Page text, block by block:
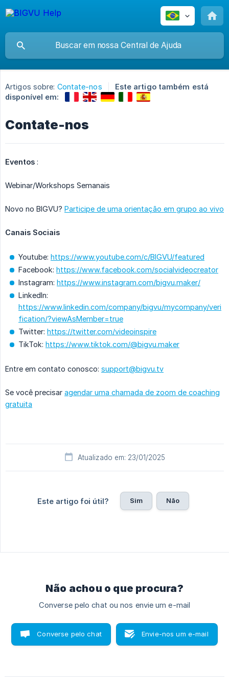
Artigos sobre: Contate-nos
Este artigo também está
disponível em:
Contate-nos
Eventos :
Webinar/Workshops Semanais
Novo no BIGVU? Participe de uma orientação em grupo ao vivo
Canais Sociais
Youtube: https://www.youtube.com/c/BIGVU/featured
Facebook: https://www.facebook.com/socialvideocreator
Instagram: https://www.instagram.com/bigvu.maker/
LinkedIn:
https://www.linkedin.com/company/bigvu/mycompany/veri
fication/?viewAsMember=true
Twitter: https://twitter.com/videoinspire
TikTok: https://www.tiktok.com/@bigvu.maker
Entre em contato conosco: support@bigvu.tv
Se você precisar agendar uma chamada de zoom de coaching
gratuita
Atualizado em: 23/01/2025
Este artigo foi útil? Sim Não
Não achou o que procura?
Converse pelo chat ou nos envie um e-mail
Converse pelo chat Envie-nos um e-mail